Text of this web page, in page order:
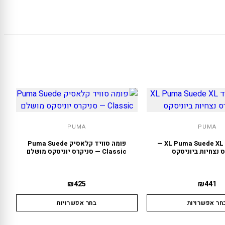
PUMA
פומה סוויד XL Puma Suede XL —
נצחיות ביוניסקס
₪441
אפשרויות
PUMA
פומה סוויד קלאסיק Puma Suede
Classic — סניקרס יוניסקס מושלם
₪425
בחר אפשרויות